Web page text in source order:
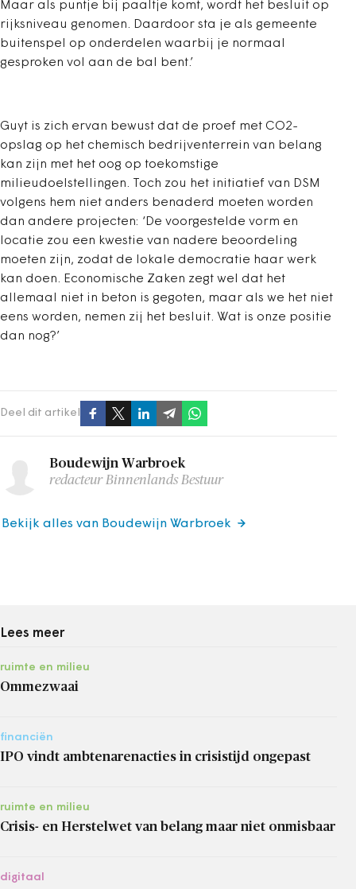
Maar als puntje bij paaltje komt, wordt het besluit op
rijksniveau genomen. Daardoor sta je als gemeente
buitenspel op onderdelen waarbij je normaal
gesproken vol aan de bal bent.’
Guyt is zich ervan bewust dat de proef met CO2-
opslag op het chemisch bedrijventerrein van belang
kan zijn met het oog op toekomstige
milieudoelstellingen. Toch zou het initiatief van DSM
volgens hem niet anders benaderd moeten worden
dan andere projecten: ‘De voorgestelde vorm en
locatie zou een kwestie van nadere beoordeling
moeten zijn, zodat de lokale democratie haar werk
kan doen. Economische Zaken zegt wel dat het
allemaal niet in beton is gegoten, maar als we het niet
eens worden, nemen zij het besluit. Wat is onze positie
dan nog?’
Deel dit artikel
Boudewijn Warbroek
redacteur Binnenlands Bestuur
Bekijk alles van Boudewijn Warbroek
Lees meer
ruimte en milieu
Ommezwaai
financiën
IPO vindt ambtenarenacties in crisistijd ongepast
ruimte en milieu
Crisis- en Herstelwet van belang maar niet onmisbaar
digitaal